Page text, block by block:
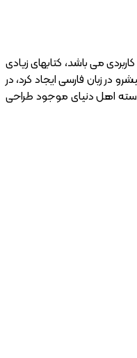
می باشد، کتابهای زیادی
زبان فارسی ایجاد کرد، در
اهل دنیای موجود طراحی